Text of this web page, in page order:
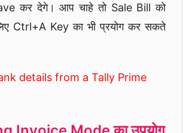
कर देगे। आप चाहे तो Sale Bill को
Ctrl+A Key का भी प्रयोग कर सकते
details from a Tally Prime